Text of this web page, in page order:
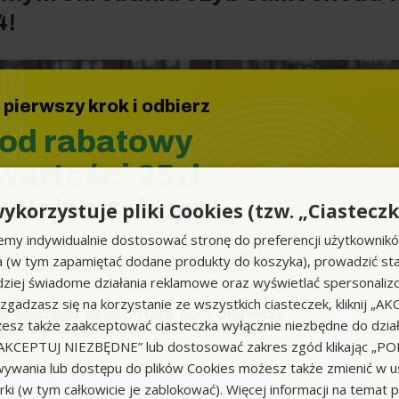
Rozwiń pełen opis produktu
pliki Cookies (tzw.
indywidualnie dostosować stronę do preferencji
(w tym zapamiętać dodane produkty do koszyka), prowadzić
świadome działania reklamowe oraz wyświetlać
się na korzystanie ze wszystkich ciasteczek, kliknij
także zaakceptować ciasteczka wyłącznie niezbędne do
NIEZBĘDNE” lub dostosować zakres zgód klikając
lub dostępu do plików Cookies możesz także zmienić w
(w tym całkowicie je zablokować). Więcej informacji na temat
pierwszy krok i odbierz
rabatowy
25zł
zakupy!
załóż konto i dokonaj pierwszych zakupów.
otrzymasz kod rabatowy o wartości25zł, do
zamówieniu w naszym sklepie (minimalna
to 100zł przed naliczeniem rabatu). Kod nie łączy
naszego newslettera jako pierwszy
do promocyjnych ofert i rabatów.